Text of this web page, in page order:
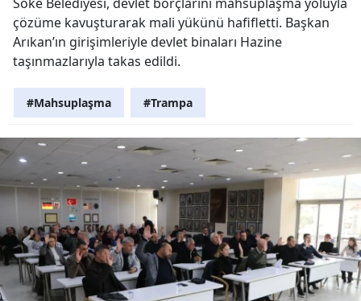
çözüme kavuşturarak mali yükünü hafifletti. Başkan
Arıkan’ın girişimleriyle devlet binaları Hazine
taşınmazlarıyla takas edildi.
#Mahsuplaşma #Trampa